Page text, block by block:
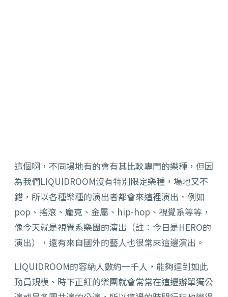
這個啊，不同場地有的會有其比較專門的樂種，但因
為我們LIQUIDROOM沒有特別限定樂種，場地又不
錯，所以各種樂種的演出者都會來這裡演出．例如
pop、搖滾、龐克、金屬、hip-hop、視覺系等等，
像今天就是視覺系樂團的演出（註：今日是HERO的
演出），還有來自國外的藝人也很常來這邊演出。
LIQUIDROOM的容納人數約一千人，能夠達到如此
動員規模、時下正紅的樂團就會常常在這邊辦單獨公